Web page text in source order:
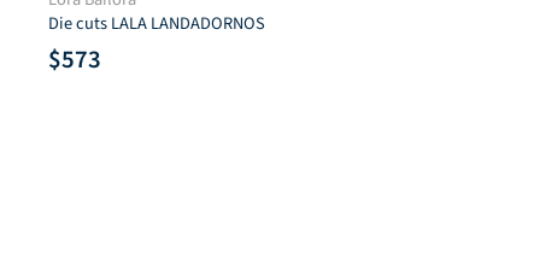
Die cuts LALA LANDADORNOS
$573